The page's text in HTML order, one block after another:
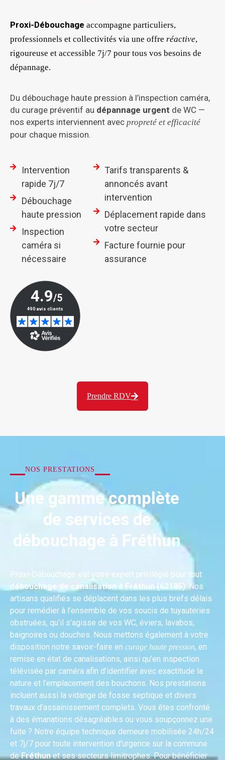
Proxi-Débouchage accompagne particuliers,
professionnels et collectivités via une offre réactive,
rigoureuse et accessible 7j/7 pour tous vos besoins de
dépannage.
Du débouchage haute pression à l’inspection caméra,
du curage préventif au dépannage urgent de WC —
nos experts interviennent avec propreté et efficacité
pour chaque mission.
Intervention
rapide 7j/7
Débouchage
haute pression
Inspection
caméra si
nécessaire
Tarifs transparents &
annoncés avant
intervention
Déplacement rapide dans
votre secteur
Facture fournie pour
assurance
Prendre RDV
NOS PRESTATIONS
Une gamme complète
de services de
débouchage à Fréthun
Proxi-Débouchage est votre expert privilégié pour tout
débouchage de canalisation à Fréthun (62185). Nos
artisans qualifiés se déplacent dans les plus brefs délais
pour remédier à l’ensemble de vos soucis de tuyauteries
obstruées, qu’il s’agisse de vos WC, éviers, lavabos,
baignoires ou douches. Nous mettons également à votre
disposition notre savoir-faire en curage haute pression, en
remise en état de canalisations, ainsi qu’en inspection
télévisée par caméra afin d’identifier avec exactitude la
nature et l’emplacement des bouchons. Nos prestations
incluent aussi la vidange de fosse septique et divers
travaux d’assainissement complets. Vous êtes confronté
à des émanations désagréables ou vous soupçonnez une
fuite ? Notre équipe technique demeure mobilisée 24h/24
et 7j/7 pour toute intervention d’urgence sur la commune
deFréthunet ses secteurs limitrophes. Pour bénéficier